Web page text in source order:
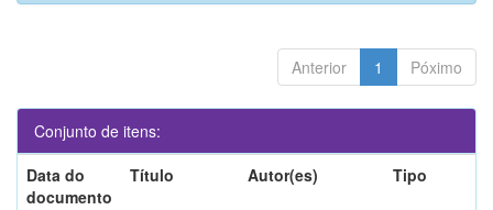
Anterior 1 Póximo
Conjunto de itens:
Data do
documento
Título Autor(es) Tipo